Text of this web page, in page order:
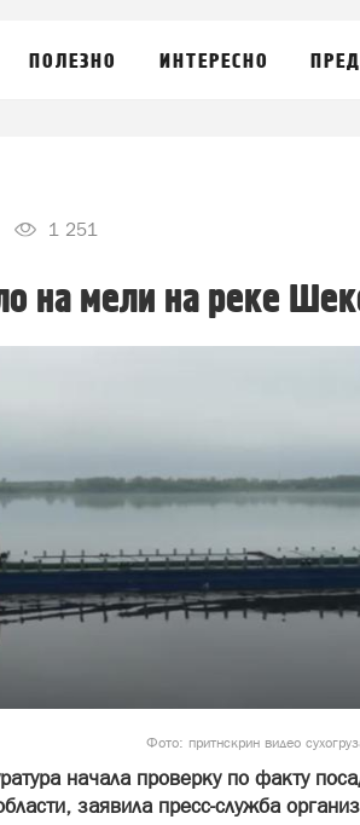
ПОЛЕЗНО ИНТЕРЕСНО
1 251
на мели на реке
Фото: притнскрин видео
начала проверку по факту
заявила пресс-служба